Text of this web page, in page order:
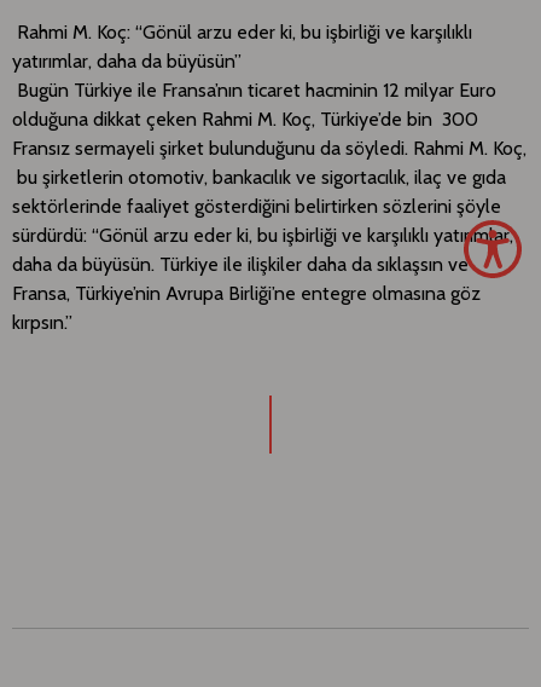
Rahmi M. Koç: “Gönül arzu eder ki, bu işbirliği ve karşılıklı
yatırımlar, daha da büyüsün”
Bugün Türkiye ile Fransa’nın ticaret hacminin 12 milyar Euro
olduğuna dikkat çeken Rahmi M. Koç, Türkiye’de bin 300
Fransız sermayeli şirket bulunduğunu da söyledi. Rahmi M. Koç,
bu şirketlerin otomotiv, bankacılık ve sigortacılık, ilaç ve gıda
sektörlerinde faaliyet gösterdiğini belirtirken sözlerini şöyle
sürdürdü: “Gönül arzu eder ki, bu işbirliği ve karşılıklı yatırımlar,
daha da büyüsün. Türkiye ile ilişkiler daha da sıklaşsın ve
Fransa, Türkiye’nin Avrupa Birliği’ne entegre olmasına göz
kırpsın.”